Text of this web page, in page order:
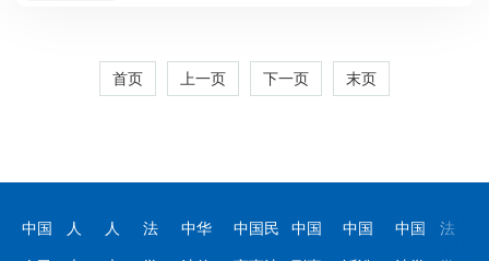
首页 上一页 下一页 末页
中国 人 人 法 中华 中国民 中国 中国 中国 法